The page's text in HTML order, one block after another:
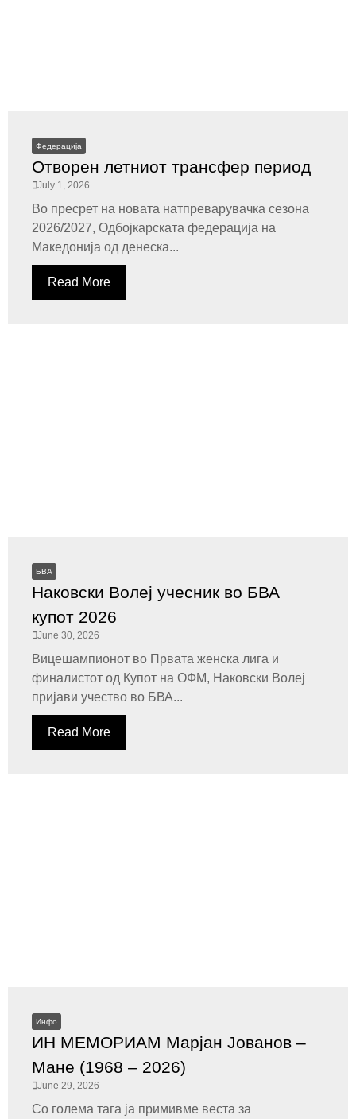
Федерација
Отворен летниот трансфер период
July 1, 2026
Во пресрет на новата натпреварувачка сезона
2026/2027, Одбојкарската федерација на
Македонија од денеска...
Read More
БВА
Наковски Волеј учесник во БВА
купот 2026
June 30, 2026
Вицешампионот во Првата женска лига и
финалистот од Купот на ОФМ, Наковски Волеј
пријави учество во БВА...
Read More
Инфо
ИН МЕМОРИАМ Марјан Јованов –
Мане (1968 – 2026)
June 29, 2026
Со голема тага ја примивме веста за